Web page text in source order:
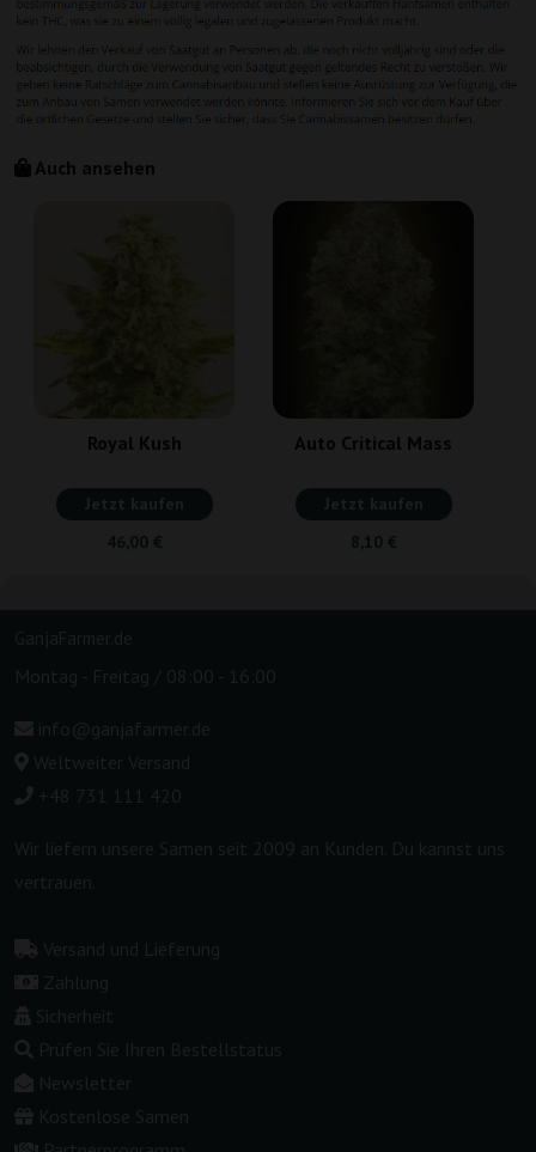
Auch ansehen
Royal Kush
Jetzt kaufen
46,00 €
Auto Critical Mass
Jetzt kaufen
8,10 €
GanjaFarmer.de
Montag - Freitag / 08:00 - 16:00
info@ganjafarmer.de
Weltweiter Versand
+48 731 111 420
Wir liefern unsere Samen seit 2009 an Kunden. Du kannst uns
vertrauen.
Versand und Lieferung
Zahlung
Sicherheit
Prüfen Sie Ihren Bestellstatus
Newsletter
Kostenlose Samen